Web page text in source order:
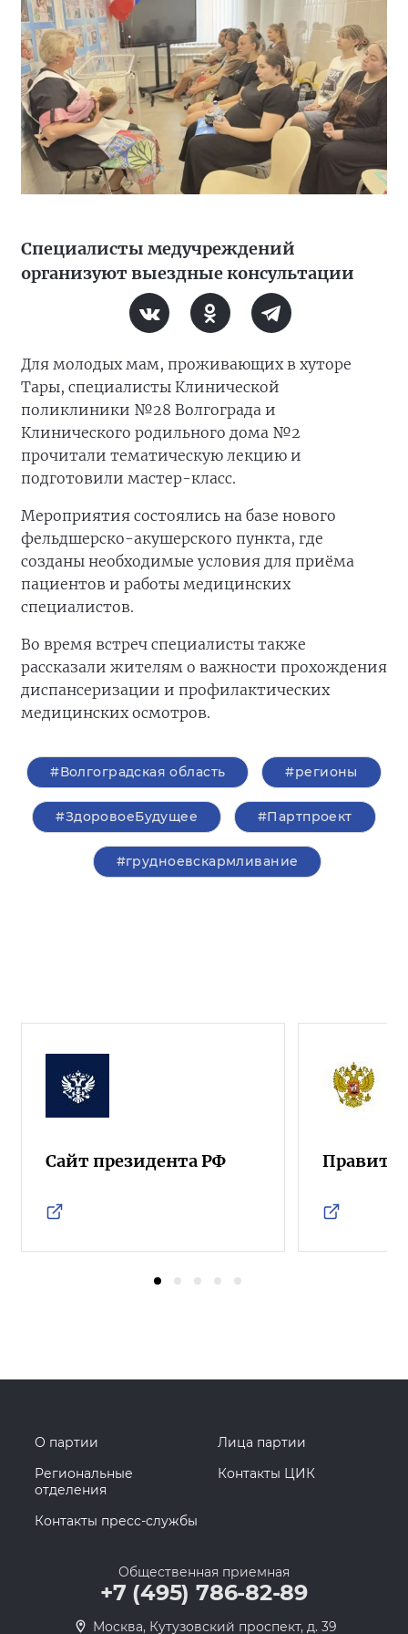
Специалисты медучреждений
организуют выездные консультации
Для молодых мам, проживающих в хуторе
Тары, специалисты Клинической
поликлиники №28 Волгограда и
Клинического родильного дома №2
прочитали тематическую лекцию и
подготовили мастер-класс.
Мероприятия состоялись на базе нового
фельдшерско-акушерского пункта, где
созданы необходимые условия для приёма
пациентов и работы медицинских
специалистов.
Во время встреч специалисты также
рассказали жителям о важности прохождения
диспансеризации и профилактических
медицинских осмотров.
#Волгоградская область #регионы
#ЗдоровоеБудущее #Партпроект
#грудноевскармливание
Сайт президента РФ
О партии
Лица партии
Региональные
отделения
Контакты ЦИК
Контакты пресс-службы
Общественная приемная
+7 (495) 786-82-89
Москва, Кутузовский проспект, д. 39